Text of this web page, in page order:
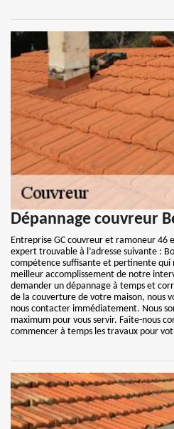
Dépannage couvreur
Entreprise GC couvreur et ramoneur 46
expert trouvable à l’adresse suivante :
compétence suffisante et pertinente
meilleur accomplissement de notre
demander un dépannage à temps et
de la couverture de votre maison, nous
nous contacter immédiatement. Nous
maximum pour vous servir. Faite-nous
commencer à temps les travaux pour